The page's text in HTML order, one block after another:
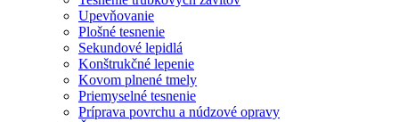
Upevňovanie
Plošné tesnenie
Sekundové lepidlá
Konštrukčné lepenie
Kovom plnené tmely
Priemyselné tesnenie
Príprava povrchu a núdzové opravy